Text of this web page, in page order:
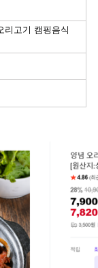
리고기 캠핑음식